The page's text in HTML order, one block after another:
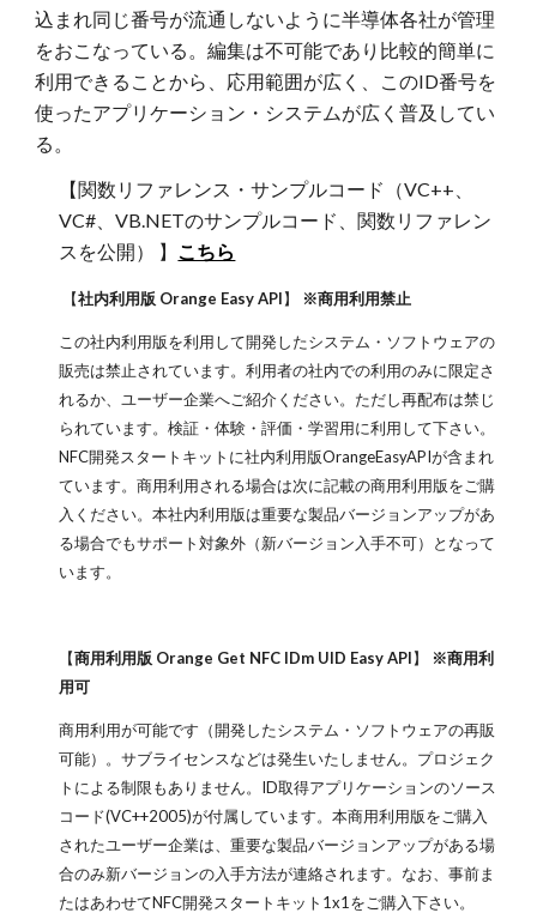
込まれ同じ番号が流通しないように半導体各社が管理
をおこなっている。編集は不可能であり比較的簡単に
利用できることから、応用範囲が広く、このID番号を
使ったアプリケーション・システムが広く普及してい
る。
【関数リファレンス・サンプルコード（VC++、
VC#、VB.NETのサンプルコード、関数リファレン
スを公開） 】 こちら
【社内利用版 Orange Easy API】 ※商用利用禁止
この社内利用版を利用して開発したシステム・ソフトウェアの
販売は禁止されています。利用者の社内での利用のみに限定さ
れるか、ユーザー企業へご紹介ください。ただし再配布は禁じ
られています。検証・体験・評価・学習用に利用して下さい。
NFC開発スタートキットに社内利用版OrangeEasyAPIが含まれ
ています。商用利用される場合は次に記載の商用利用版をご購
入ください。本社内利用版は重要な製品バージョンアップがあ
る場合でもサポート対象外（新バージョン入手不可）となって
います。
【商用利用版 Orange Get NFC IDm UID Easy API】 ※商用利
用可
商用利用が可能です（開発したシステム・ソフトウェアの再販
可能）。サブライセンスなどは発生いたしません。プロジェク
トによる制限もありません。ID取得アプリケーションのソース
コード(VC++2005)が付属しています。本商用利用版をご購入
されたユーザー企業は、重要な製品バージョンアップがある場
合のみ新バージョンの入手方法が連絡されます。なお、事前ま
たはあわせてNFC開発スタートキット1x1をご購入下さい。